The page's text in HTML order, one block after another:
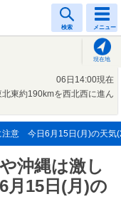
検索 メニュー
現在地
06日14:00現在
東約190kmを西北西に進ん
意 今日6月15日(月)の天気
沖縄は激し
15日(月)の